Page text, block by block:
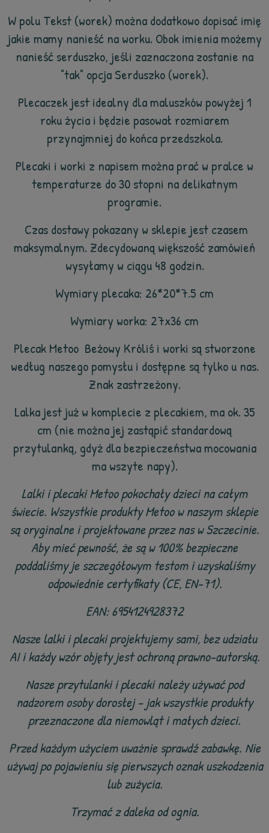
W polu Tekst (worek) można dodatkowo dopisać imię
jakie mamy nanieść na worku. Obok imienia możemy
nanieść serduszko, jeśli zaznaczona zostanie na
"tak" opcja Serduszko (worek).
Plecaczek jest idealny dla maluszków powyżej 1
roku życia i będzie pasował rozmiarem
przynajmniej do końca przedszkola.
Plecaki i worki z napisem można prać w pralce w
temperaturze do 30 stopni na delikatnym
programie.
Czas dostawy pokazany w sklepie jest czasem
maksymalnym. Zdecydowaną większość zamówień
wysyłamy w ciągu 48 godzin.
Wymiary plecaka: 26*20*7.5 cm
Wymiary worka: 27x36 cm
Plecak Metoo Beżowy Króliś i worki są stworzone
według naszego pomysłu i dostępne są tylko u nas.
Znak zastrzeżony.
Lalka jest już w komplecie z plecakiem, ma ok. 35
cm (nie można jej zastąpić standardową
przytulanką, gdyż dla bezpieczeństwa mocowania
ma wszyte napy).
Lalki i plecaki Metoo pokochały dzieci na całym
świecie. Wszystkie produkty Metoo w naszym sklepie
są oryginalne i projektowane przez nas w Szczecinie.
Aby mieć pewność, że są w 100% bezpieczne
poddaliśmy je szczegółowym testom i uzyskaliśmy
odpowiednie certyfikaty (CE, EN-71).
EAN: 6954124928372
Nasze lalki i plecaki projektujemy sami, bez udziału
AI i każdy wzór objęty jest ochroną prawno-autorską.
Nasze przytulanki i plecaki należy używać pod
nadzorem osoby dorosłej - jak wszystkie produkty
przeznaczone dla niemowląt i małych dzieci.
Przed każdym użyciem uważnie sprawdź zabawkę. Nie
używaj po pojawieniu się pierwszych oznak uszkodzenia
lub zużycia.
Trzymać z daleka od ognia.